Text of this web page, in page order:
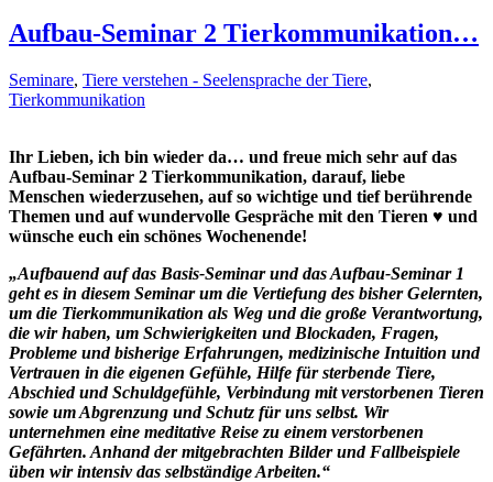
Aufbau-Seminar 2 Tierkommunikation…
Seminare, Tiere verstehen - Seelensprache der Tiere,
Tierkommunikation
Ihr Lieben, ich bin wieder da… und freue mich sehr auf das
Aufbau-Seminar 2 Tierkommunikation, darauf, liebe
Menschen wiederzusehen, auf so wichtige und tief berührende
Themen und auf wundervolle Gespräche mit den Tieren ♥ und
wünsche euch ein schönes Wochenende!
„Aufbauend auf das Basis-Seminar und das Aufbau-Seminar 1
geht es in diesem Seminar um die Vertiefung des bisher Gelernten,
um die Tierkommunikation als Weg und die große Verantwortung,
die wir haben, um Schwierigkeiten und Blockaden, Fragen,
Probleme und bisherige Erfahrungen, medizinische Intuition und
Vertrauen in die eigenen Gefühle, Hilfe für sterbende Tiere,
Abschied und Schuldgefühle, Verbindung mit verstorbenen Tieren
sowie um Abgrenzung und Schutz für uns selbst. Wir
unternehmen eine meditative Reise zu einem verstorbenen
Gefährten. Anhand der mitgebrachten Bilder und Fallbeispiele
üben wir intensiv das selbständige Arbeiten.“